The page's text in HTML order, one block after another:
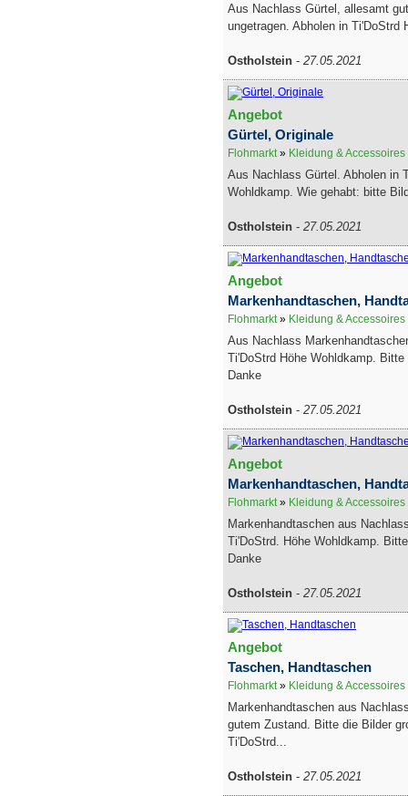
Aus Nachlass Gürtel, allesamt
ungetragen. Abholen in Ti'DoStrd
Ostholstein - 27.05.2021
Angebot
Gürtel, Originale
Flohmarkt» Kleidung & Accessoires
Aus Nachlass Gürtel. Abholen in
Wohldkamp. Wie gehabt: bitte
Ostholstein - 27.05.2021
Angebot
Markenhandtaschen,
Flohmarkt» Kleidung & Accessoires
Aus Nachlass
Ti'DoStrd Höhe Wohldkamp.
Danke
Ostholstein - 27.05.2021
Angebot
Markenhandtaschen,
Flohmarkt» Kleidung & Accessoires
Markenhandtaschen aus
Ti'DoStrd. Höhe Wohldkamp.
Danke
Ostholstein - 27.05.2021
Angebot
Taschen, Handtaschen
Flohmarkt» Kleidung & Accessoires
Markenhandtaschen aus
gutem Zustand. Bitte die Bilder
Ti'DoStrd...
Ostholstein - 27.05.2021